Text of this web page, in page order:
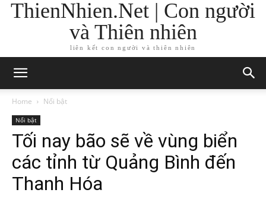
ThienNhien.Net | Con người
và Thiên nhiên
liên kết con người và thiên nhiên
Home Nổi bật
Nổi bật
Tối nay bão sẽ về vùng biển
các tỉnh từ Quảng Bình đến
Thanh Hóa